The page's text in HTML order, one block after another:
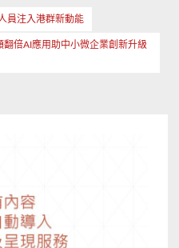
員注入港群新動能
倍AI應用助中小微企業創新升級